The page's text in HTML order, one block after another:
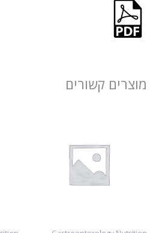
מוצרים קשורים